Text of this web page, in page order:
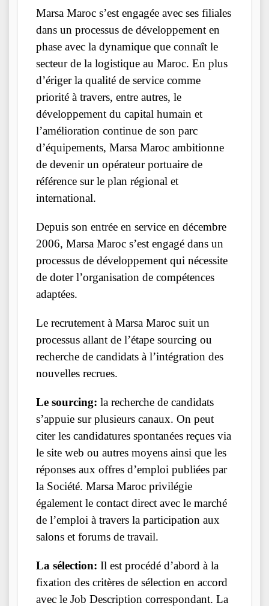
Marsa Maroc s’est engagée avec ses filiales
dans un processus de développement en
phase avec la dynamique que connaît le
secteur de la logistique au Maroc. En plus
d’ériger la qualité de service comme
priorité à travers, entre autres, le
développement du capital humain et
l’amélioration continue de son parc
d’équipements, Marsa Maroc ambitionne
de devenir un opérateur portuaire de
référence sur le plan régional et
international.
Depuis son entrée en service en décembre
2006, Marsa Maroc s’est engagé dans un
processus de développement qui nécessite
de doter l’organisation de compétences
adaptées.
Le recrutement à Marsa Maroc suit un
processus allant de l’étape sourcing ou
recherche de candidats à l’intégration des
nouvelles recrues.
Le sourcing: la recherche de candidats
s’appuie sur plusieurs canaux. On peut
citer les candidatures spontanées reçues via
le site web ou autres moyens ainsi que les
réponses aux offres d’emploi publiées par
la Société. Marsa Maroc privilégie
également le contact direct avec le marché
de l’emploi à travers la participation aux
salons et forums de travail.
La sélection: Il est procédé d’abord à la
fixation des critères de sélection en accord
avec le Job Description correspondant. La